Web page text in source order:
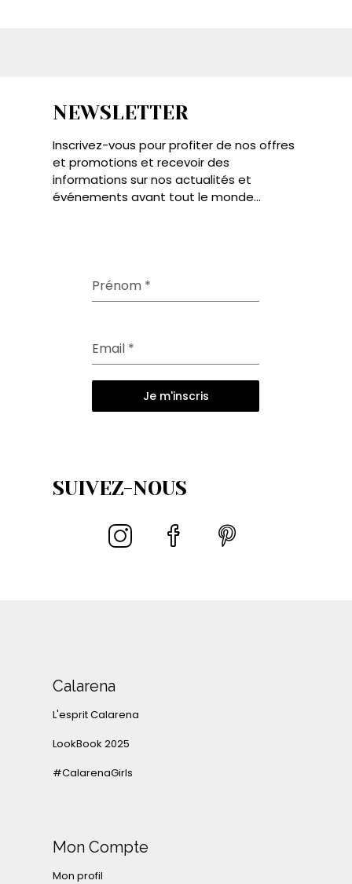
NEWSLETTER
Inscrivez-vous pour profiter de nos offres
et promotions et recevoir des
informations sur nos actualités et
événements avant tout le monde...
Prénom *
Email *
Je m'inscris
SUIVEZ-NOUS
Calarena
L'esprit Calarena
LookBook 2025
#CalarenaGirls
Mon Compte
Mon profil